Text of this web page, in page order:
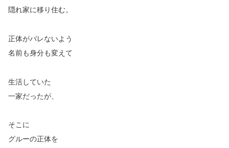
隠れ家に移り住む。
正体がバレないよう
名前も身分も変えて
生活していた
一家だったが、
そこに
グルーの正体を